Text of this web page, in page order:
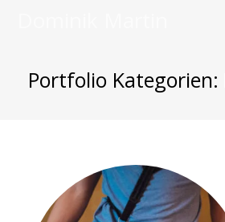
Portfolio Kategorien: